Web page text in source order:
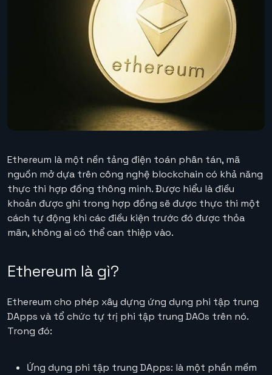
Ethereum là một nền tảng điện toán phân tán, mã
nguồn mở dựa trên công nghệ blockchain có khả năng
thực thi hợp đồng thông minh. Được hiểu là điều
khoản được ghi trong hợp đồng sẽ được thực thi một
cách tự động khi các điều kiện trước đó được thỏa
mãn, không ai có thể can thiệp vào.
Ethereum là gì?
Ethereum cho phép xây dựng ứng dụng phi tập trung
DApps và tổ chức tự trị phi tập trung DAOs trên nó.
Trong đó:
Ứng dụng phi tập trung DApps: là một phần mềm